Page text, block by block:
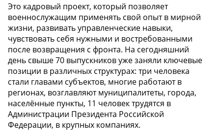
Это кадровый проект, который позволяет
военнослужащим применять свой опыт в мирной
жизни, развивать управленческие навыки,
чувствовать себя нужными и востребованными
после возвращения с фронта. На сегодняшний
день свыше 70 выпускников уже заняли ключевые
позиции в различных структурах: три человека
стали главами субъектов, многие работают в
регионах, возглавляют муниципалитеты, города,
населённые пункты, 11 человек трудятся в
Администрации Президента Российской
Федерации, в крупных компаниях.